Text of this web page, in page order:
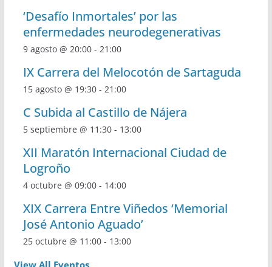
‘Desafío Inmortales’ por las
enfermedades neurodegenerativas
9 agosto @ 20:00- 21:00
IX Carrera del Melocotón de Sartaguda
15 agosto @ 19:30- 21:00
C Subida al Castillo de Nájera
5 septiembre @ 11:30- 13:00
XII Maratón Internacional Ciudad de
Logroño
4 octubre @ 09:00- 14:00
XIX Carrera Entre Viñedos ‘Memorial
José Antonio Aguado’
25 octubre @ 11:00- 13:00
View All Eventos